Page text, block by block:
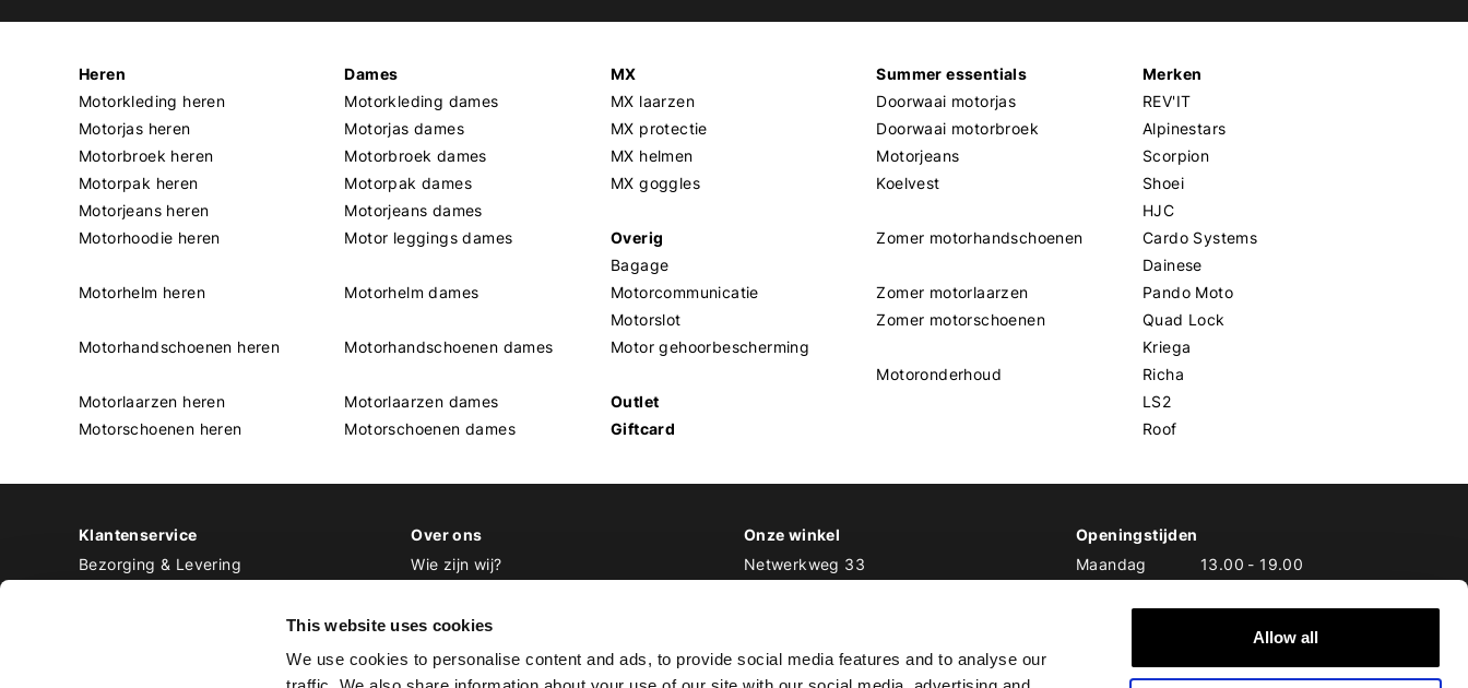
This website uses cookies
We use cookies to personalise content and ads, to provide social media features and to analyse our
Allow all
Heren
Motorkleding heren
Motorjas heren
Motorbroek heren
Motorpak heren
Motorjeans heren
Motorhoodie heren
Motorhelm heren
Motorhandschoenen heren
Motorlaarzen heren
Motorschoenen heren
Dames
Motorkleding dames
Motorjas dames
Motorbroek dames
Motorpak dames
Motorjeans dames
Motor leggings dames
Motorhelm dames
Motorhandschoenen dames
Motorlaarzen dames
Motorschoenen dames
MX
MX laarzen
MX protectie
MX helmen
MX goggles
Overig
Bagage
Motorcommunicatie
Motorslot
Motor gehoorbescherming
Outlet
Giftcard
Summer essentials
Doorwaai motorjas
Doorwaai motorbroek
Motorjeans
Koelvest
Zomer motorhandschoenen
Zomer motorlaarzen
Zomer motorschoenen
Motoronderhoud
Merken
REV'IT
Alpinestars
Scorpion
Shoei
HJC
Cardo Systems
Dainese
Pando Moto
Quad Lock
Kriega
Richa
LS2
Roof
Klantenservice
Bezorging & Levering
Over ons
Wie zijn wij?
Werken bij Biker Outfit
Onze winkel
Netwerkweg 33
T 020 493 03 67
Openingstijden
Maandag
13.00 - 19.00
Woensdag
10.00-19.00
-20.00